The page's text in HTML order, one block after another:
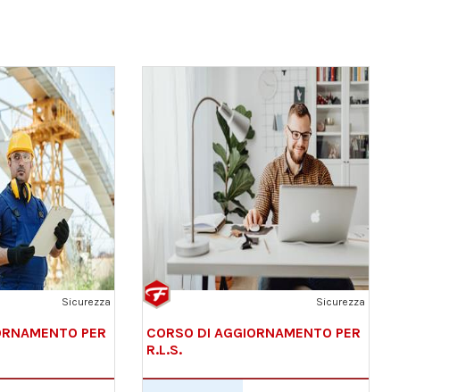
Sicurezza
PER
Sicurezza
CORSO DI AGGIORNAMENTO PER
R.L.S.